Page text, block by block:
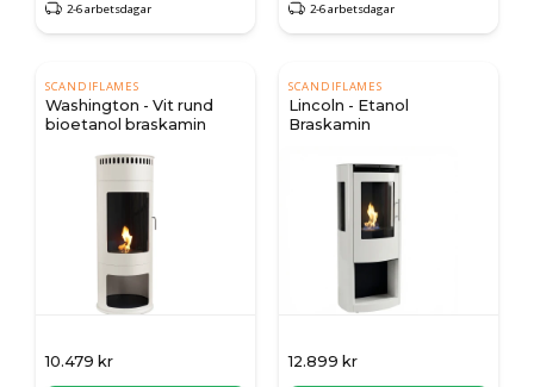
2-6 arbetsdagar 2-6 arbetsdagar
SCANDIFLAMES
Washington - Vit rund
bioetanol braskamin
10.479 kr
SCANDIFLAMES
Lincoln - Etanol
Braskamin
12.899 kr